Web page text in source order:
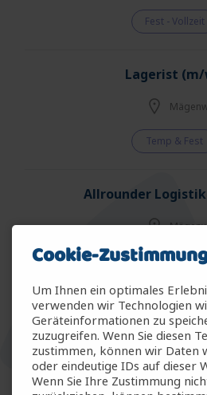
Fest - Vollzeit
Lagerist
Temp & Fest
Allrounder
Temp & Fest
Allrounder
Arbon
Temp & Fest
Cookie-
Um Ihnen ein optimales
verwenden wir Technologien
Geräteinformationen zu
zuzugreifen. Wenn Sie diesen
zustimmen, können wir Daten
oder eindeutige IDs auf dieser
Wenn Sie Ihre Zustimmung